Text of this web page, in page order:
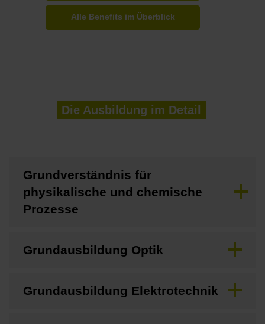
Alle Benefits im Überblick
Die Ausbildung im Detail
Grundverständnis für
physikalische und chemische
Prozesse
Grundausbildung Optik
Grundausbildung Elektrotechnik